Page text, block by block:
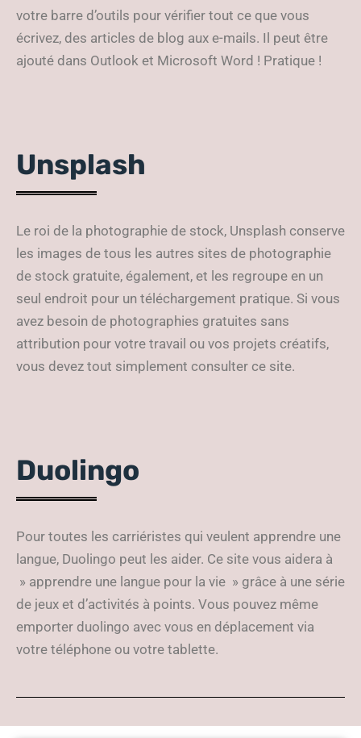
votre barre d’outils pour vérifier tout ce que vous
écrivez, des articles de blog aux e-mails. Il peut être
ajouté dans Outlook et Microsoft Word ! Pratique !
Unsplash
Le roi de la photographie de stock, Unsplash conserve
les images de tous les autres sites de photographie
de stock gratuite, également, et les regroupe en un
seul endroit pour un téléchargement pratique. Si vous
avez besoin de photographies gratuites sans
attribution pour votre travail ou vos projets créatifs,
vous devez tout simplement consulter ce site.
Duolingo
Pour toutes les carriéristes qui veulent apprendre une
langue, Duolingo peut les aider. Ce site vous aidera à
» apprendre une langue pour la vie » grâce à une série
de jeux et d’activités à points. Vous pouvez même
emporter duolingo avec vous en déplacement via
votre téléphone ou votre tablette.